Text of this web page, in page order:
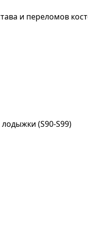
и переломов
(S90-S99)